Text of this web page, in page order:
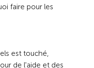
faire pour les
est touché,
de l'aide et des